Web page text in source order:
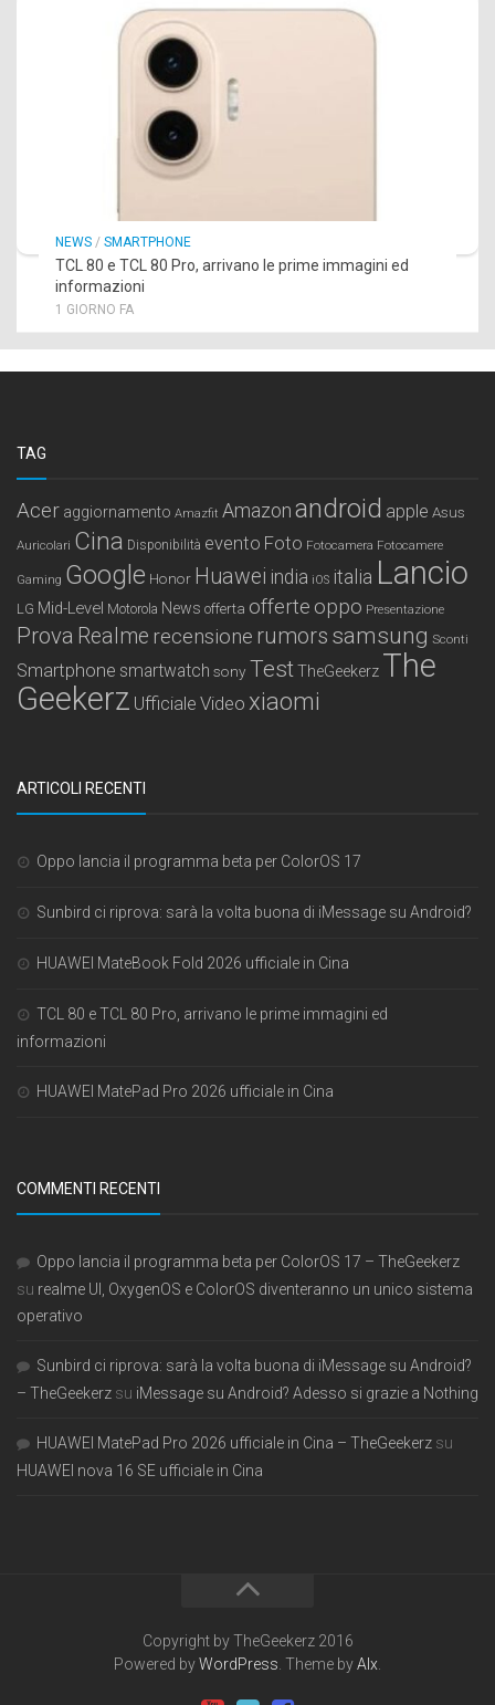
NEWS / SMARTPHONE
TCL 80 e TCL 80 Pro, arrivano le prime immagini ed
informazioni
1 GIORNO FA
TAG
Acer aggiornamento Amazfit Amazonandroid apple Asus
Auricolari Cina Disponibilità evento Foto Fotocamera Fotocamere
Gaming Google Honor Huawei india iOS italia Lancio
LG Mid-Level Motorola News offerta offerte oppo Presentazione
Prova Realme recensione rumors samsung Sconti
Smartphone smartwatch sony Test TheGeekerz The
Geekerz Ufficiale Video xiaomi
ARTICOLI RECENTI
Oppo lancia il programma beta per ColorOS 17
Sunbird ci riprova: sarà la volta buona di iMessage su Android?
HUAWEI MateBook Fold 2026 ufficiale in Cina
TCL 80 e TCL 80 Pro, arrivano le prime immagini ed
informazioni
HUAWEI MatePad Pro 2026 ufficiale in Cina
COMMENTI RECENTI
Oppo lancia il programma beta per ColorOS 17 – TheGeekerz
su realme UI, OxygenOS e ColorOS diventeranno un unico sistema
operativo
Sunbird ci riprova: sarà la volta buona di iMessage su Android?
– TheGeekerz su iMessage su Android? Adesso si grazie a Nothing
HUAWEI MatePad Pro 2026 ufficiale in Cina – TheGeekerz su
HUAWEI nova 16 SE ufficiale in Cina
Copyright by TheGeekerz 2016
Powered byWordPress . Theme byAlx